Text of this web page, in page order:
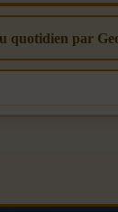
quotidien par